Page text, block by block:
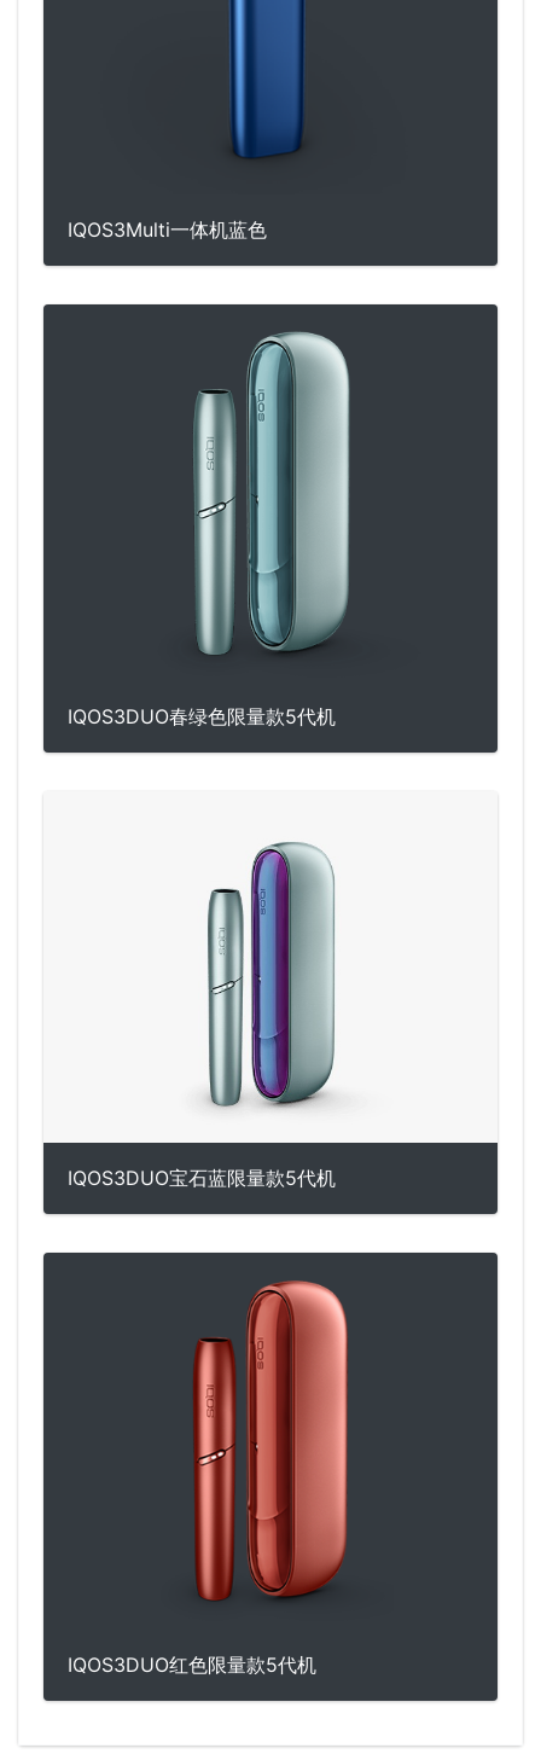
IQOS3Multi一体机蓝色
IQOS3DUO春绿色限量款5代机
IQOS3DUO宝石蓝限量款5代机
IQOS3DUO红色限量款5代机